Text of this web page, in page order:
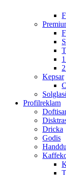
Kepsar
Profilreklam
Dricka
Godis